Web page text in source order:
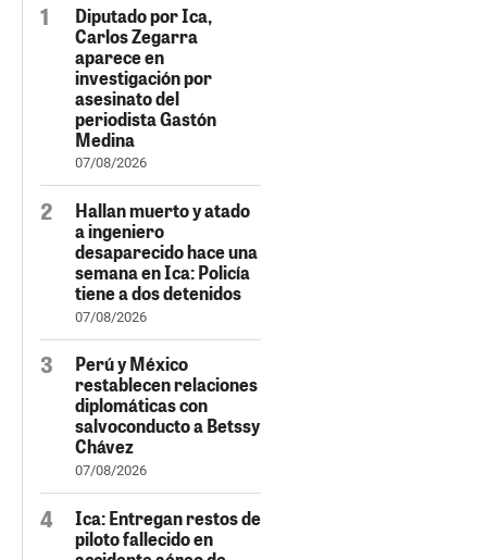
Diputado por Ica,
Carlos Zegarra
aparece en
investigación por
asesinato del
periodista Gastón
Medina
07/08/2026
Hallan muerto y atado
a ingeniero
desaparecido hace una
semana en Ica: Policía
tiene a dos detenidos
07/08/2026
Perú y México
restablecen relaciones
diplomáticas con
salvoconducto a Betssy
Chávez
07/08/2026
Ica: Entregan restos de
piloto fallecido en